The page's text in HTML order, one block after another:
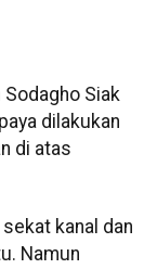
Siak
dilakukan
di atas
kanal dan
Namun